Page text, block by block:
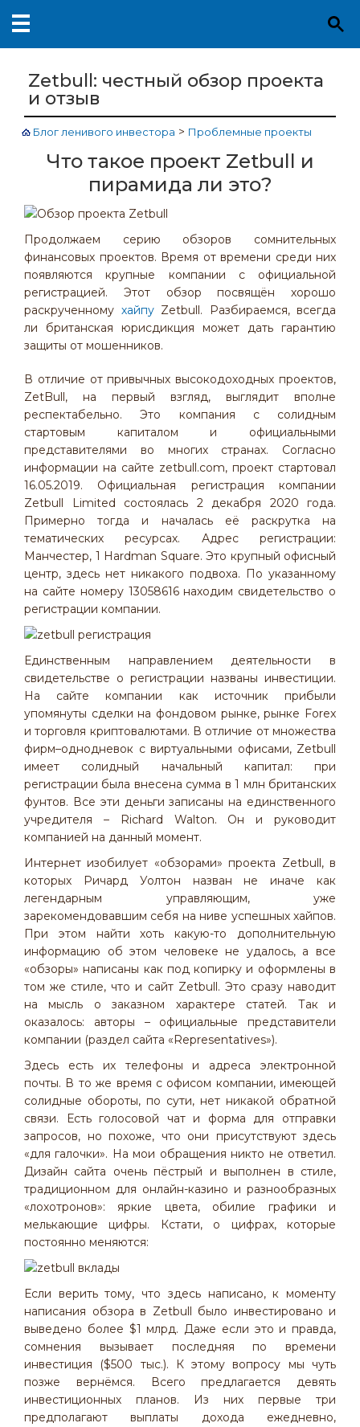
Zetbull: честный обзор проекта
и отзыв
Блог ленивого инвестора > Проблемные проекты
Что такое проект Zetbull и
пирамида ли это?
Продолжаем серию обзоров сомнительных
финансовых проектов. Время от времени среди них
появляются крупные компании с официальной
регистрацией. Этот обзор посвящён хорошо
раскрученному хайпуZetbull. Разбираемся, всегда
ли британская юрисдикция может дать гарантию
защиты от мошенников.
В отличие от привычных высокодоходных проектов,
ZetBull, на первый взгляд, выглядит вполне
респектабельно. Это компания с солидным
стартовым капиталом и официальными
представителями во многих странах. Согласно
информации на сайте zetbull.com, проект стартовал
16.05.2019. Официальная регистрация компании
Zetbull Limited состоялась 2 декабря 2020 года.
Примерно тогда и началась её раскрутка на
тематических ресурсах. Адрес регистрации:
Манчестер, 1 Hardman Square. Это крупный офисный
центр, здесь нет никакого подвоха. По указанному
на сайте номеру 13058616 находим свидетельство о
регистрации компании.
Единственным направлением деятельности в
свидетельстве о регистрации названы инвестиции.
На сайте компании как источник прибыли
упомянуты сделки на фондовом рынке, рынке Forex
и торговля криптовалютами. В отличие от множества
фирм–однодневок с виртуальными офисами, Zetbull
имеет солидный начальный капитал: при
регистрации была внесена сумма в 1 млн британских
фунтов. Все эти деньги записаны на единственного
учредителя – Richard Walton. Он и руководит
компанией на данный момент.
Интернет изобилует «обзорами» проекта Zetbull, в
которых Ричард Уолтон назван не иначе как
легендарным управляющим, уже
зарекомендовавшим себя на ниве успешных хайпов.
При этом найти хоть какую-то дополнительную
информацию об этом человеке не удалось, а все
«обзоры» написаны как под копирку и оформлены в
том же стиле, что и сайт Zetbull. Это сразу наводит
на мысль о заказном характере статей. Так и
оказалось: авторы – официальные представители
компании (раздел сайта «Representatives»).
Здесь есть их телефоны и адреса электронной
почты. В то же время с офисом компании, имеющей
солидные обороты, по сути, нет никакой обратной
связи. Есть голосовой чат и форма для отправки
запросов, но похоже, что они присутствуют здесь
«для галочки». На мои обращения никто не ответил.
Дизайн сайта очень пёстрый и выполнен в стиле,
традиционном для онлайн-казино и разнообразных
«лохотронов»: яркие цвета, обилие графики и
мелькающие цифры. Кстати, о цифрах, которые
постоянно меняются:
Если верить тому, что здесь написано, к моменту
написания обзора в Zetbull было инвестировано и
выведено более $1 млрд. Даже если это и правда,
сомнения вызывает последняя по времени
инвестиция ($500 тыс.). К этому вопросу мы чуть
позже вернёмся. Всего предлагается девять
инвестиционных планов. Из них первые три
предполагают выплаты дохода ежедневно,